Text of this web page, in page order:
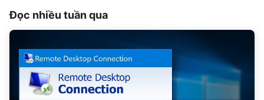
Đọc nhiều tuần qua